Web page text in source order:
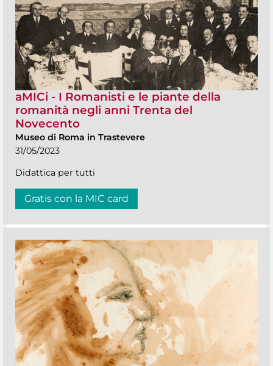
aMICi - I Romanisti e le piante della
romanità negli anni Trenta del
Novecento
Museo di Roma in Trastevere
31/05/2023
Didattica per tutti
Gratis con la MIC card